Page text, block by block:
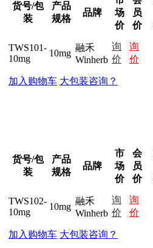
货号/包
装
产品
规格
品牌
场
价
员
价
TWS101-
10mg
10mg
融禾
Winherb
询
价
询
价
加入购物车 大包装咨询？
货号/包
装
产品
规格
品牌
市
场
价
会
员
价
TWS102-
10mg
10mg
融禾
Winherb
询
价
询
价
加入购物车 大包装咨询？